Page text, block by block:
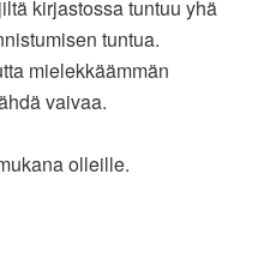
kirjastossa tuntuu yhä
tuntua.
mielekkäämmän
vaivaa.
olleille.